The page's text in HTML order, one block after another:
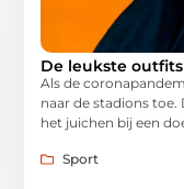
De leukste
Als de
naar de stadions
het juichen bij een
Sport